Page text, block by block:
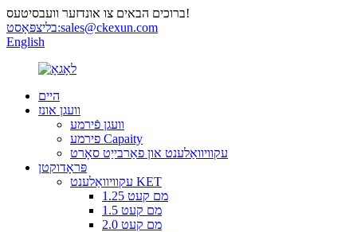
ברוכים הבאים צו אונדזער וועבסיטעס!
בליצפּאָסט:sales@ckexun.com
English
היים
וועגן אונז
וועגן פֿירמע
פירמע Capaity
עקוויוואַלענט און פאַרבייַט סאָרט
פּראָדוקטן
עקוויוואַלענט KET
1.25 מם קעט
1.5 מם קעט
2.0 מם קעט